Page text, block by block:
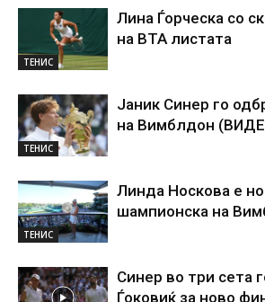
ТЕНИС
Лина Ѓорческа со
на ВТА листата
ТЕНИС
Јаник Синер го
на Вимблдон
ТЕНИС
Линда Носкова е
шампионска на
Синер во три сета
Ѓоковиќ за ново